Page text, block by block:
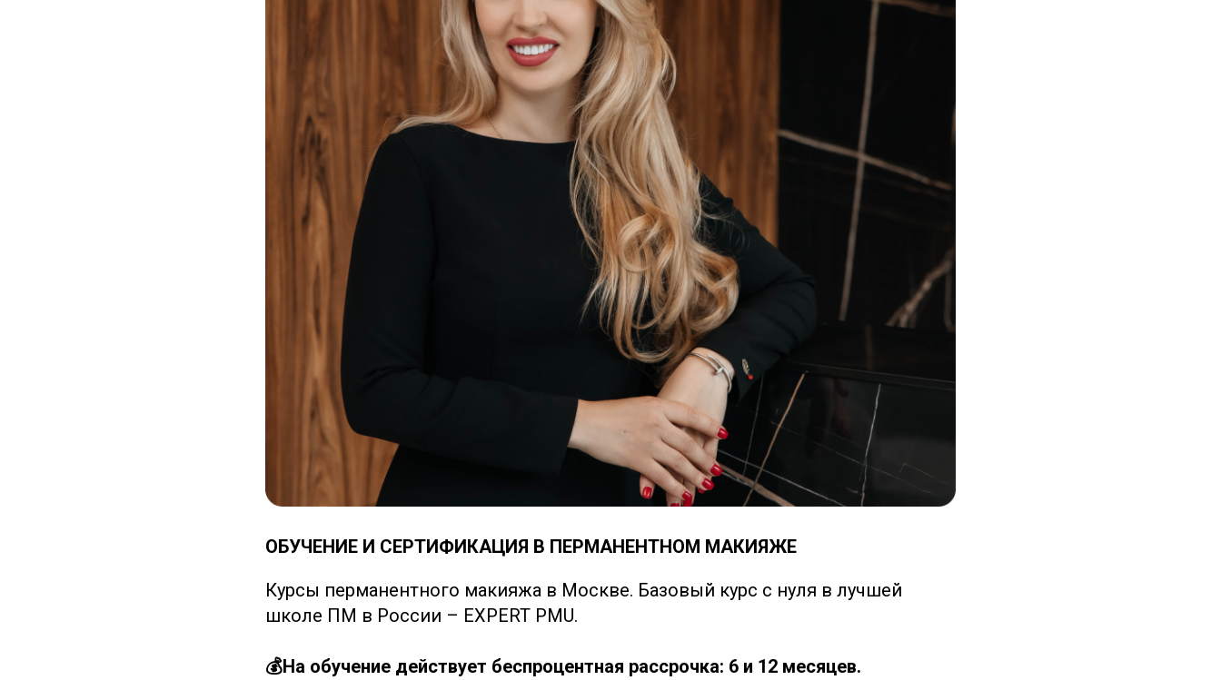
ОБУЧЕНИЕ И СЕРТИФИКАЦИЯ В ПЕРМАНЕНТНОМ МАКИЯЖЕ
Курсы перманентного макияжа в Москве. Базовый курс с нуля в лучшей
школе ПМ в России – EXPERT PMU.
💰На обучение действует беспроцентная рассрочка: 6 и 12 месяцев.